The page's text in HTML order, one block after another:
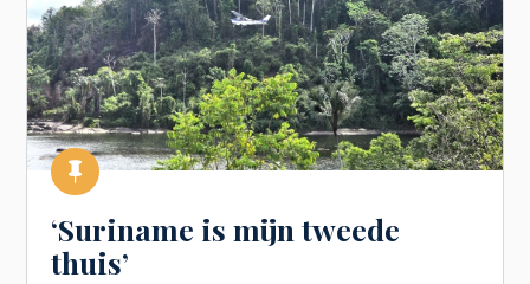

‘Suriname is mijn tweede
thuis’